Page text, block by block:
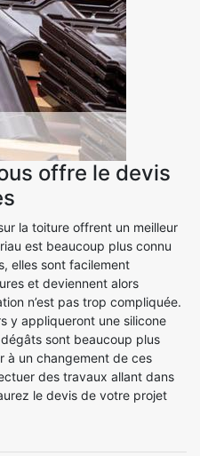
offre le devis
la toiture offrent un meilleur
est beaucoup plus connu
elles sont facilement
et deviennent alors
n’est pas trop compliquée.
y appliqueront une silicone
sont beaucoup plus
à un changement de ces
des travaux allant dans
le devis de votre projet